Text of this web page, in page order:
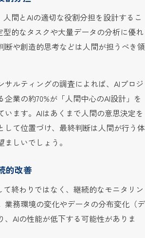
間とAIの適切な役割分担を設計するこ
型的なタスクや大量データの分析に優れ
断や創造的思考などは人間が担うべき領
サルティングの調査によれば、AIプロジ
企業の約70%が「人間中心のAI設計」を
います。AIはあくまで人間の意思決定を
して位置づけ、最終判断は人間が行う体
しいでしょう。
的改善
て終わりではなく、継続的なモニタリン
業務環境の変化やデータの分布変化（デ
、AIの性能が低下する可能性がありま